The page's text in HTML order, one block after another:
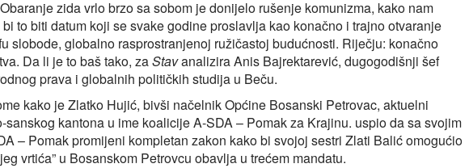
zida vrlo brzo sa sobom je donijelo rušenje komunizma, kako nam
to biti datum koji se svake godine proslavlja kao konačno i trajno otvaranje
slobode, globalno rasprostranjenoj ružičastoj budućnosti. Riječju: konačno
Da li je to baš tako, zaStavanalizira Anis Bajrektarević, dugogodišnji šef
prava i globalnih političkih studija u Beču.
kako je Zlatko Hujić, bivši načelnik Općine Bosanski Petrovac, aktuelni
kantona u ime koalicije A-SDA – Pomak za Krajinu. uspio da sa svojim
– Pomak promijeni kompletan zakon kako bi svojoj sestri Zlati Balić omogućio
vrtića” u Bosanskom Petrovcu obavlja u trećem mandatu.